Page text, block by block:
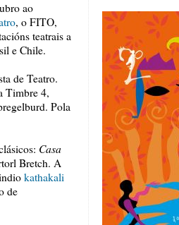
ao
, o FITO,
teatrais a
e Chile.
de Teatro.
Timbre 4,
Pola
Casa
Bretch. A
kathakali
de